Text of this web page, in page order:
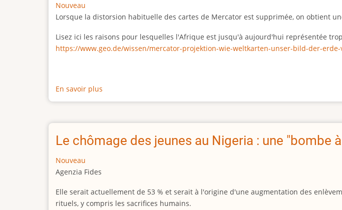
Nouveau
Lorsque la distorsion habituelle des cartes de Mercator est supprimée, on obtient
Lisez ici les raisons pour lesquelles l'Afrique est jusqu'à aujourd'hui représentée
https://www.geo.de/wissen/mercator-projektion-wie-weltkarten-unser-bild-der-
En savoir plus
La
taille
l'Afrique
Le chômage des jeunes au Nigeria : une "bombe
Nouveau
Agenzia Fides
Elle serait actuellement de 53 % et serait à l'origine d'une augmentation des
rituels, y compris les sacrifices humains.